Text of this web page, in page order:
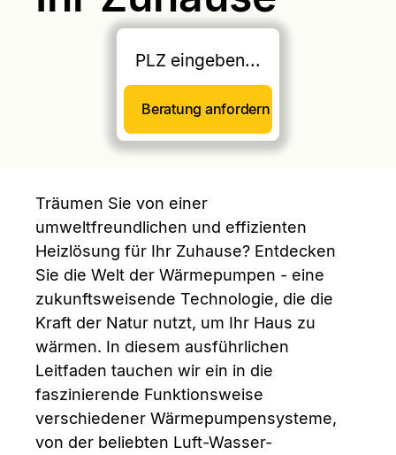
Träumen Sie von einer
umweltfreundlichen und effizienten
Heizlösung für Ihr Zuhause? Entdecken
Sie die Welt der Wärmepumpen - eine
zukunftsweisende Technologie, die die
Kraft der Natur nutzt, um Ihr Haus zu
wärmen. In diesem ausführlichen
Leitfaden tauchen wir ein in die
faszinierende Funktionsweise
verschiedener Wärmepumpensysteme,
von der beliebten Luft-Wasser-